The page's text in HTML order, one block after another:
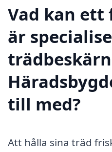
Vad kan ett
är
till med?
Att hålla sina träd